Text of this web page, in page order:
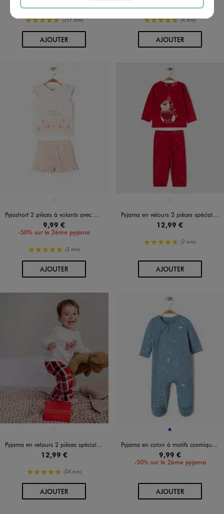
5/5 de moyenne
(357 avis)
AJOUTERAU PANIER
5/5 de moyenne
(4 avis)
AJOUTERAU PANIER
Pyjashort 2 pièces à volants avec motif chaton bébé fille
9,99 €
-50% sur le 2ème pyjama
5/5 de moyenne
(3 avis)
AJOUTERAU PANIER
Pyjama en velours 2 pièces spécial Noël bébé
12,99 €
5/5 de moyenne
(2 avis)
AJOUTERAU PANIER
Pyjama en velours 2 pièces spécial Noël bébé
12,99 €
5/5 de moyenne
(34 avis)
AJOUTERAU PANIER
Disponible en 1 coloris
BLEU
Pyjama en coton à motifs cosmiques bébé garçon
9,99 €
-50% sur le 2ème pyjama
AJOUTERAU PANIER